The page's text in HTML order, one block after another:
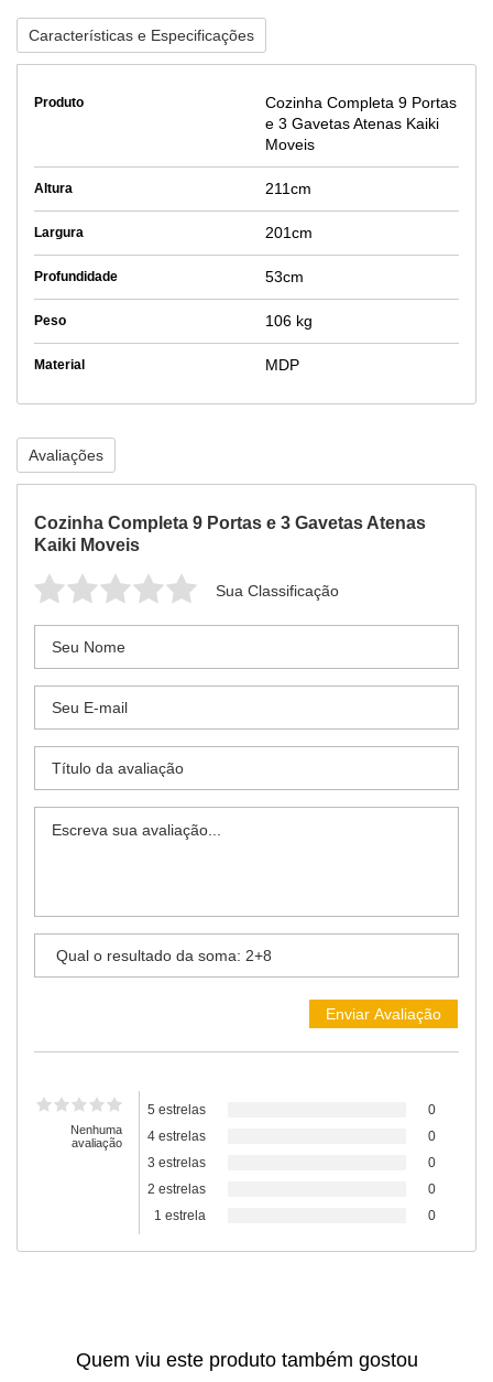
Características e Especificações
Produto
Cozinha Completa 9 Portas
e 3 Gavetas Atenas Kaiki
Moveis
Altura 211cm
Largura 201cm
Profundidade 53cm
Peso 106 kg
Material MDP
Avaliações
Cozinha Completa 9 Portas e 3 Gavetas Atenas
Kaiki Moveis
Sua Classificação
Nenhuma
avaliação
5 estrelas
0
4 estrelas
0
3 estrelas
0
2 estrelas
0
1 estrela
0
Quem viu este produto também gostou